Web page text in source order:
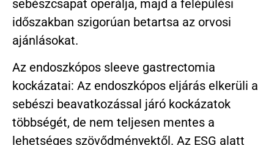
sebészcsapat operálja, majd a felépülési
időszakban szigorúan betartsa az orvosi
ajánlásokat.
Az endoszkópos sleeve gastrectomia
kockázatai: Az endoszkópos eljárás elkerüli a
sebészi beavatkozással járó kockázatok
többségét, de nem teljesen mentes a
lehetséges szövődményektől. Az ESG alatt